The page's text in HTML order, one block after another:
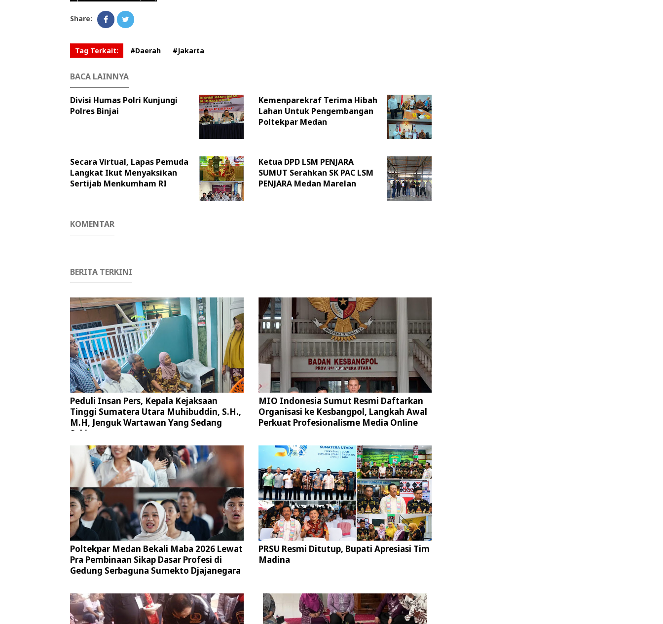
Share:
Tag Terkait: #Daerah #Jakarta
BACA LAINNYA
Divisi Humas Polri Kunjungi
Polres Binjai
Kemenparekraf Terima Hibah
Lahan Untuk Pengembangan
Poltekpar Medan
Secara Virtual, Lapas Pemuda
Langkat Ikut Menyaksikan
Sertijab Menkumham RI
Ketua DPD LSM PENJARA
SUMUT Serahkan SK PAC LSM
PENJARA Medan Marelan
KOMENTAR
BERITA TERKINI
Peduli Insan Pers, Kepala Kejaksaan
Tinggi Sumatera Utara Muhibuddin, S.H.,
M.H, Jenguk Wartawan Yang Sedang
Sakit
MIO Indonesia Sumut Resmi Daftarkan
Organisasi ke Kesbangpol, Langkah Awal
Perkuat Profesionalisme Media Online
Poltekpar Medan Bekali Maba 2026 Lewat
Pra Pembinaan Sikap Dasar Profesi di
Gedung Serbaguna Sumekto Djajanegara
PRSU Resmi Ditutup, Bupati Apresiasi Tim
Madina